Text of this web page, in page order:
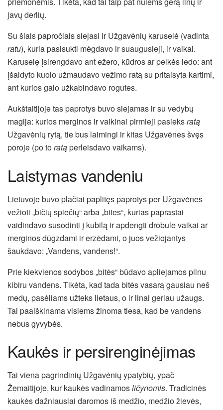
javų derlių.
Su šiais papročiais siejasi ir Užgavėnių karuselė (vadinta
ratu), kuria pasisukti mėgdavo ir suaugusieji, ir vaikai.
Karuselę įsirengdavo ant ežero, kūdros ar pelkės ledo: ant
įšaldyto kuolo užmaudavo vežimo ratą su pritaisyta kartimi,
ant kurios galo užkabindavo rogutes.
Aukštaitijoje tas paprotys buvo siejamas ir su vedybų
magija: kurios merginos ir vaikinai pirmieji pasieksratą
Užgavėnių rytą, tie bus laimingi ir kitas Užgavėnes švęs
poroje (po toratąperleisdavo vaikams).
Laistymas vandeniu
Lietuvoje buvo plačiai paplitęs paprotys per Užgavėnes
vežioti „bičių spiečių“ arba „bites“, kurias paprastai
vaidindavo susodinti į kubilą ir apdengti drobule vaikai ar
merginos dūgzdami ir erzėdami, o juos vežiojantys
šaukdavo: „Vandens, vandens!“.
Prie kiekvienos sodybos „bitės“ būdavo apliejamos pilnu
kibiru vandens. Tikėta, kad tada bitės vasarą gausiau neš
medų, pasėliams užteks lietaus, o ir linai geriau užaugs.
Tai paaiškinama visiems žinoma tiesa, kad be vandens
nebus gyvybės.
Kaukės ir persirenginėjimas
Tai viena pagrindinių Užgavėnių ypatybių, ypač
Žemaitijoje, kur kaukės vadinamosličynomis. Tradicinės
kaukės dažniausiai daromos iš medžio, medžio žievės,